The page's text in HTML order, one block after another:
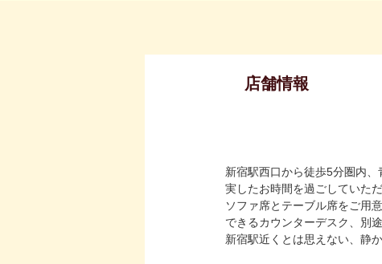
店舗情報
新宿駅西口から徒歩5分圏内
実したお時間を過ごしていただ
ソファ席とテーブル席をご用
できるカウンターデスク、別
新宿駅近くとは思えない、静